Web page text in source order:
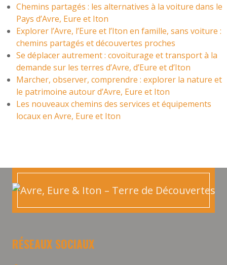
Chemins partagés : les alternatives à la voiture dans le
Pays d’Avre, Eure et Iton
Explorer l’Avre, l’Eure et l’Iton en famille, sans voiture :
chemins partagés et découvertes proches
Se déplacer autrement : covoiturage et transport à la
demande sur les terres d’Avre, d’Eure et d’Iton
Marcher, observer, comprendre : explorer la nature et
le patrimoine autour d’Avre, Eure et Iton
Les nouveaux chemins des services et équipements
locaux en Avre, Eure et Iton
RÉSEAUX SOCIAUX